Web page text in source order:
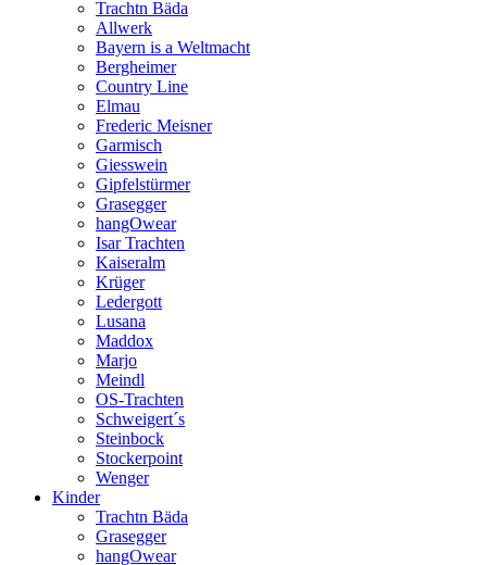
Trachtn Bäda
Allwerk
Bayern is a Weltmacht
Bergheimer
Country Line
Elmau
Frederic Meisner
Garmisch
Giesswein
Gipfelstürmer
Grasegger
hangOwear
Isar Trachten
Kaiseralm
Krüger
Ledergott
Lusana
Maddox
Marjo
Meindl
OS-Trachten
Schweigert´s
Steinbock
Stockerpoint
Wenger
Kinder
Trachtn Bäda
Grasegger
hangOwear